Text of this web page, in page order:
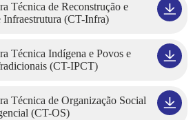
Técnica de Reconstrução e
Infraestrutura (CT-Infra)
Técnica Indígena e Povos e
(CT-IPCT)
Técnica de Organização Social
(CT-OS)